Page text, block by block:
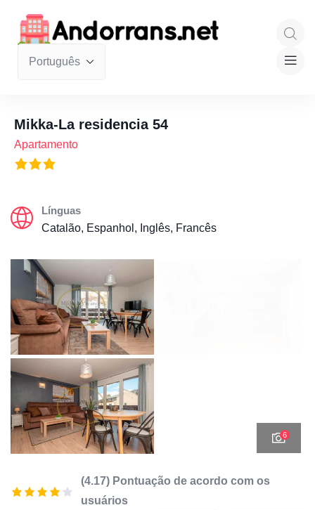
Mikka-La residencia 54
Apartamento
Línguas
Catalão, Espanhol, Inglês, Francês
6
(4.17) Pontuação de acordo com os
usuários